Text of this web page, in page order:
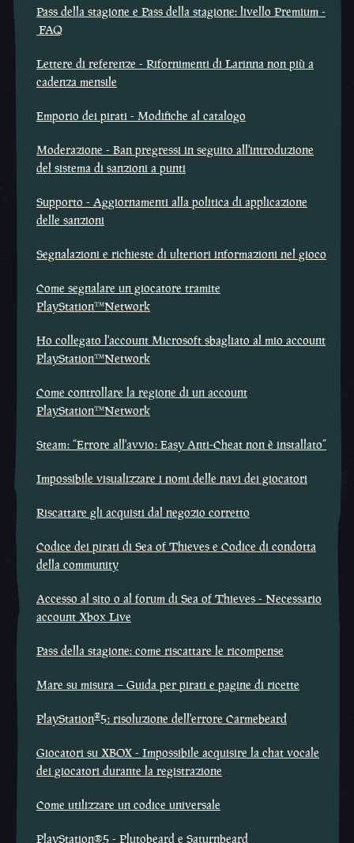
Pass della stagione e Pass della stagione: livello Premium -
FAQ
Lettere di referenze - Rifornimenti di Larinna non più a
cadenza mensile
Emporio dei pirati - Modifiche al catalogo
Moderazione - Ban pregressi in seguito all'introduzione
del sistema di sanzioni a punti
Supporto - Aggiornamenti alla politica di applicazione
delle sanzioni
Segnalazioni e richieste di ulteriori informazioni nel gioco
Come segnalare un giocatore tramite
PlayStation™Network
Ho collegato l'account Microsoft sbagliato al mio account
PlayStation™Network
Come controllare la regione di un account
PlayStation™Network
Steam: “Errore all'avvio: Easy Anti-Cheat non è installato”
Impossibile visualizzare i nomi delle navi dei giocatori
Riscattare gli acquisti dal negozio corretto
Codice dei pirati di Sea of Thieves e Codice di condotta
della community
Accesso al sito o al forum di Sea of Thieves - Necessario
account Xbox Live
Pass della stagione: come riscattare le ricompense
Mare su misura – Guida per pirati e pagine di ricette
PlayStation®5: risoluzione dell'errore Carmebeard
Giocatori su XBOX - Impossibile acquisire la chat vocale
dei giocatori durante la registrazione
Come utilizzare un codice universale
PlayStation®5 - Plutobeard e Saturnbeard